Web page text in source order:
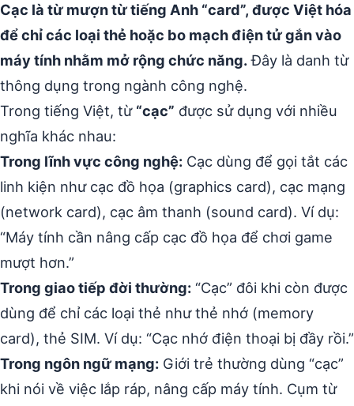
Cạc là từ mượn từ tiếng Anh “card”, được Việt hóa
để chỉ các loại thẻ hoặc bo mạch điện tử gắn vào
máy tính nhằm mở rộng chức năng.Đây là danh từ
thông dụng trong ngành công nghệ.
Trong tiếng Việt, từ “cạc” được sử dụng với nhiều
nghĩa khác nhau:
Trong lĩnh vực công nghệ: Cạc dùng để gọi tắt các
linh kiện như cạc đồ họa (graphics card), cạc mạng
(network card), cạc âm thanh (sound card). Ví dụ:
“Máy tính cần nâng cấp cạc đồ họa để chơi game
mượt hơn.”
Trong giao tiếp đời thường: “Cạc” đôi khi còn được
dùng để chỉ các loại thẻ như thẻ nhớ (memory
card), thẻ SIM. Ví dụ: “Cạc nhớ điện thoại bị đầy rồi.”
Trong ngôn ngữ mạng: Giới trẻ thường dùng “cạc”
khi nói về việc lắp ráp, nâng cấp máy tính. Cụm từ